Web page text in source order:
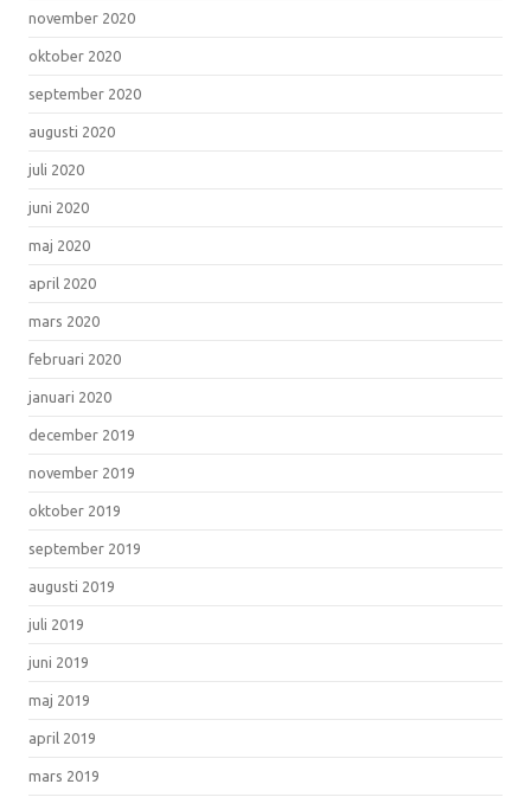
november 2020
oktober 2020
september 2020
augusti 2020
juli 2020
juni 2020
maj 2020
april 2020
mars 2020
februari 2020
januari 2020
december 2019
november 2019
oktober 2019
september 2019
augusti 2019
juli 2019
juni 2019
maj 2019
april 2019
mars 2019